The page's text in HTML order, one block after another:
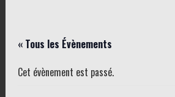
« Tous les Évènements
Cet évènement est passé.